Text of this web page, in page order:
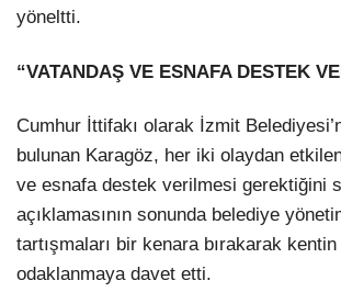
yöneltti.
“VATANDAŞ VE ESNAFA DESTEK
Cumhur İttifakı olarak İzmit
bulunan Karagöz, her iki olaydan
ve esnafa destek verilmesi gerektiğini
açıklamasının sonunda belediye
tartışmaları bir kenara bırakarak kentin
odaklanmaya davet etti.